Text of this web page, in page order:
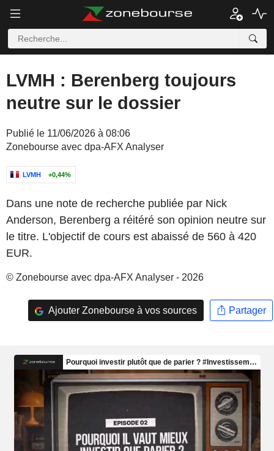
LVMH : Berenberg toujours
neutre sur le dossier
Publié le 11/06/2026 à 08:06
Zonebourse avec dpa-AFX Analyser
LVMH +0,44%
Dans une note de recherche publiée par Nick
Anderson, Berenberg a réitéré son opinion neutre sur
le titre. L'objectif de cours est abaissé de 560 à 420
EUR.
© Zonebourse avec dpa-AFX Analyser - 2026
Ajouter Zonebourse à vos sources Partager